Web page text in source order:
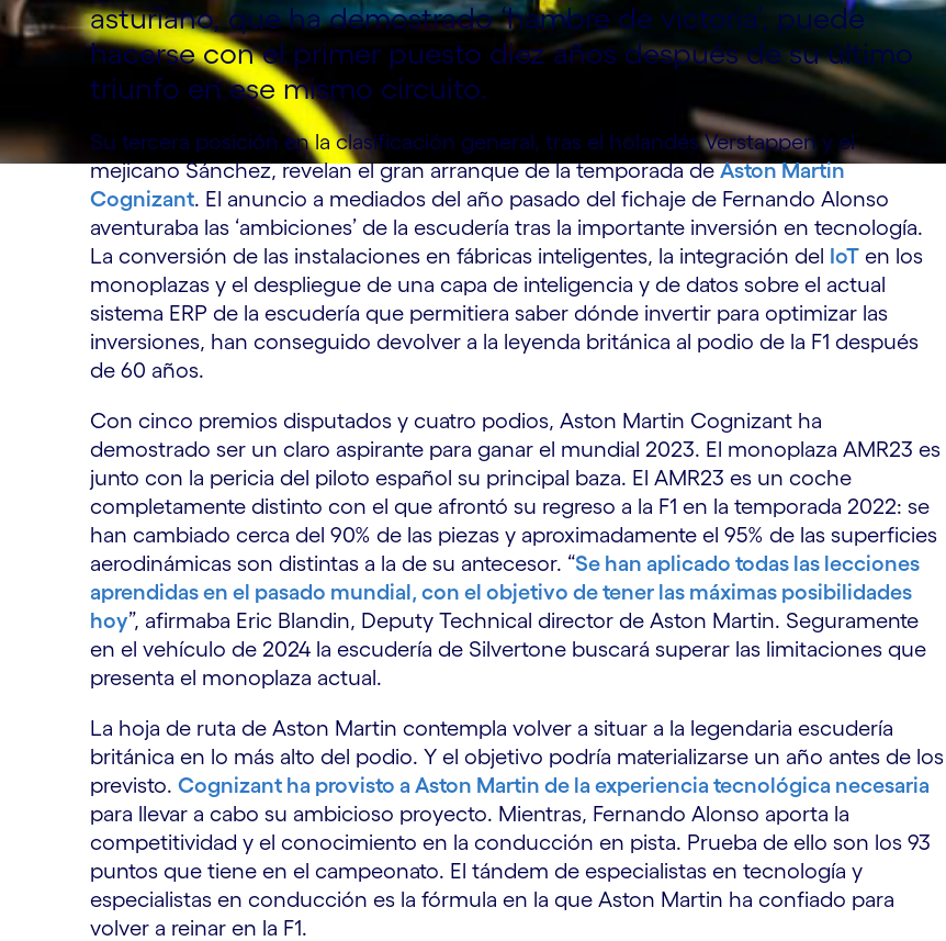
asturiano, que ha demostrado ‘hambre de victoria’, puede
hacerse con el primer puesto diez años después de su último
triunfo en ese mismo circuito.
Su tercera posición en la clasificación general, tras el holandés Verstappen y el
mejicano Sánchez, revelan el gran arranque de la temporada deAston Martin
Cognizant. El anuncio a mediados del año pasado del fichaje de Fernando Alonso
aventuraba las ‘ambiciones’ de la escudería tras la importante inversión en tecnología.
La conversión de las instalaciones en fábricas inteligentes, la integración del IoT en los
monoplazas y el despliegue de una capa de inteligencia y de datos sobre el actual
sistema ERP de la escudería que permitiera saber dónde invertir para optimizar las
inversiones, han conseguido devolver a la leyenda británica al podio de la F1 después
de 60 años.
Con cinco premios disputados y cuatro podios, Aston Martin Cognizant ha
demostrado ser un claro aspirante para ganar el mundial 2023. El monoplaza AMR23 es
junto con la pericia del piloto español su principal baza. El AMR23 es un coche
completamente distinto con el que afrontó su regreso a la F1 en la temporada 2022: se
han cambiado cerca del 90% de las piezas y aproximadamente el 95% de las superficies
aerodinámicas son distintas a la de su antecesor. “Se han aplicado todas las lecciones
aprendidas en el pasado mundial, con el objetivo de tener las máximas posibilidades
hoy”, afirmaba Eric Blandin, Deputy Technical director de Aston Martin. Seguramente
en el vehículo de 2024 la escudería de Silvertone buscará superar las limitaciones que
presenta el monoplaza actual.
La hoja de ruta de Aston Martin contempla volver a situar a la legendaria escudería
británica en lo más alto del podio. Y el objetivo podría materializarse un año antes de los
previsto. Cognizant ha provisto a Aston Martin de la experiencia tecnológica necesaria
para llevar a cabo su ambicioso proyecto. Mientras, Fernando Alonso aporta la
competitividad y el conocimiento en la conducción en pista. Prueba de ello son los 93
puntos que tiene en el campeonato. El tándem de especialistas en tecnología y
especialistas en conducción es la fórmula en la que Aston Martin ha confiado para
volver a reinar en la F1.